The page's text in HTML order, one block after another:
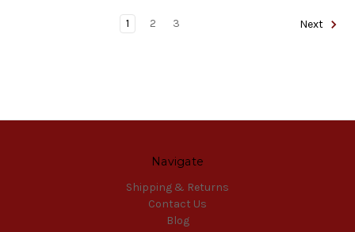
1 2 3 Next
Navigate
Shipping & Returns
Contact Us
Blog